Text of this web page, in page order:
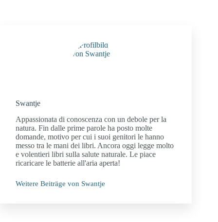
Swantje
Appassionata di conoscenza con un debole per la
natura. Fin dalle prime parole ha posto molte
domande, motivo per cui i suoi genitori le hanno
messo tra le mani dei libri. Ancora oggi legge molto
e volentieri libri sulla salute naturale. Le piace
ricaricare le batterie all'aria aperta!
Weitere Beiträge von Swantje